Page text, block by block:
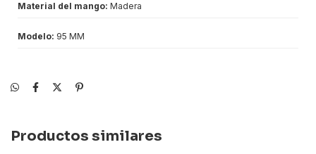
Material del mango: Madera
Modelo: 95 MM
Productos similares